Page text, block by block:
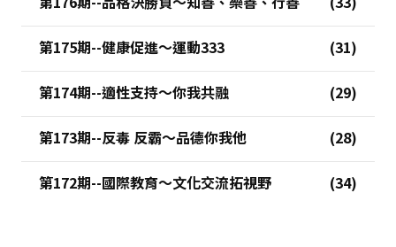
第175期--健康促進～運動333
第174期--適性支持～你我共融
第173期--反毒 反霸～品德你我他
第172期--國際教育～文化交流拓視野